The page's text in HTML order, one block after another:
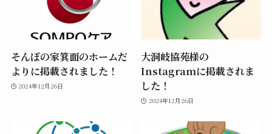
そんぽの家箕面のホームだ
よりに掲載されました！
2024年12月26日
大洞岐協苑様の
Instagramに掲載されま
した！
2024年12月26日